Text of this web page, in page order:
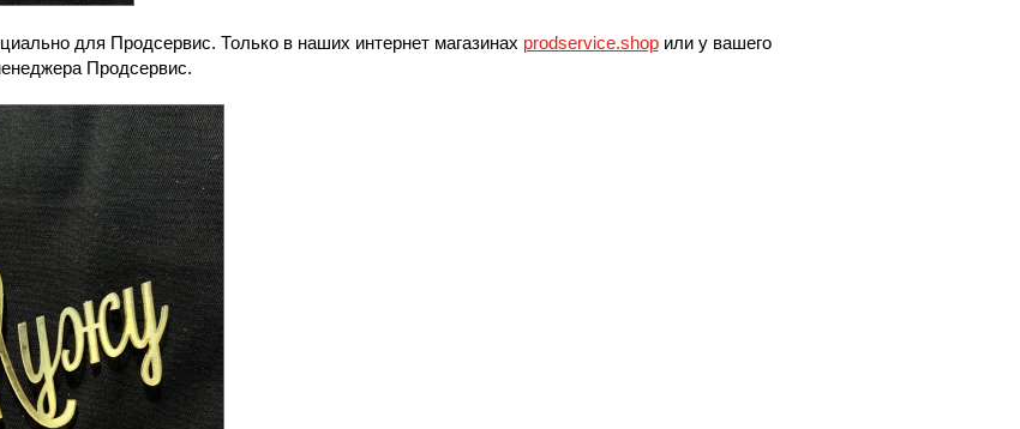
для Продсервис. Только в наших интернет магазинах prodservice.shopили у вашего
Продсервис.